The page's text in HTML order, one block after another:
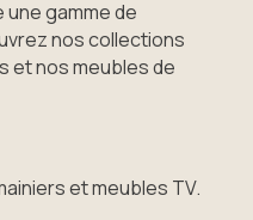
une gamme de
nos collections
et nos meubles de
et meubles TV.